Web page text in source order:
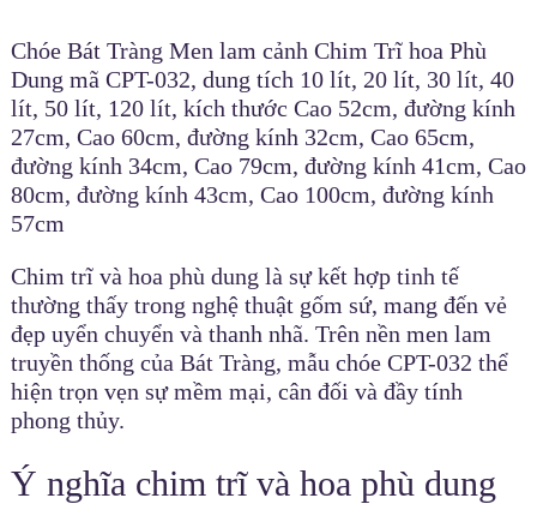
Chóe Bát Tràng Men lam cảnh Chim Trĩ hoa Phù
Dung mã CPT-032, dung tích 10 lít, 20 lít, 30 lít, 40
lít, 50 lít, 120 lít, kích thước Cao 52cm, đường kính
27cm, Cao 60cm, đường kính 32cm, Cao 65cm,
đường kính 34cm, Cao 79cm, đường kính 41cm, Cao
80cm, đường kính 43cm, Cao 100cm, đường kính
57cm
Chim trĩ và hoa phù dung là sự kết hợp tinh tế
thường thấy trong nghệ thuật gốm sứ, mang đến vẻ
đẹp uyển chuyển và thanh nhã. Trên nền men lam
truyền thống của Bát Tràng, mẫu chóe CPT-032 thể
hiện trọn vẹn sự mềm mại, cân đối và đầy tính
phong thủy.
Ý nghĩa chim trĩ và hoa phù dung